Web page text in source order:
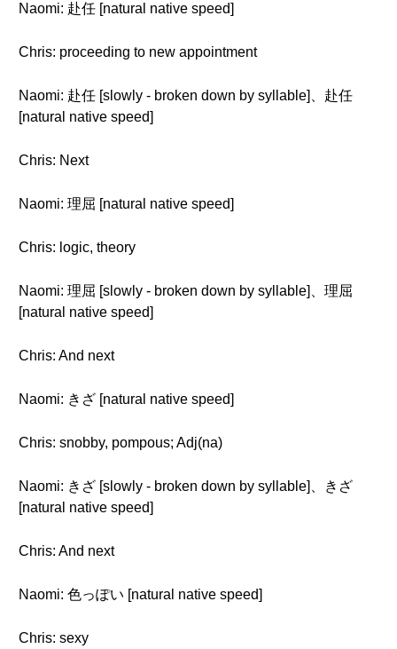
Naomi: 赴任 [natural native speed]
Chris: proceeding to new appointment
Naomi: 赴任 [slowly - broken down by syllable]、赴任
[natural native speed]
Chris: Next
Naomi: 理屈 [natural native speed]
Chris: logic, theory
Naomi: 理屈 [slowly - broken down by syllable]、理屈
[natural native speed]
Chris: And next
Naomi: きざ [natural native speed]
Chris: snobby, pompous; Adj(na)
Naomi: きざ [slowly - broken down by syllable]、きざ
[natural native speed]
Chris: And next
Naomi: 色っぽい [natural native speed]
Chris: sexy